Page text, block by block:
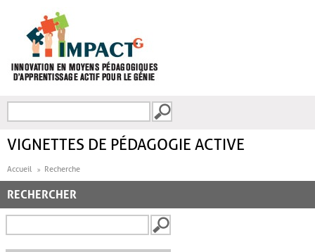
FORMULAIRE DE
VIGNETTES DE PÉDAGOGIE ACTIVE
Accueil Recherche
RECHERCHER